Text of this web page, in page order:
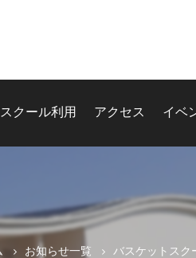
スクール利用 アクセス イベ
お知らせ一覧 バスケットスク